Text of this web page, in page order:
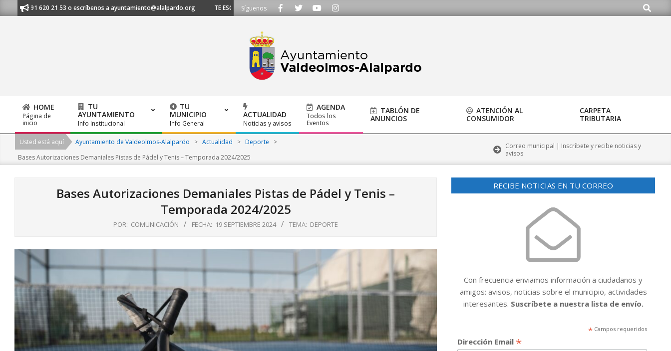
to
al 91 620 21 53 o escríbenos a ayuntamiento@alalpardo.org TE ESCUCHAMOS - Llámanos al 91 620 21 53 o escríbenos a ayuntamiento@alalpardo.org
Síguenos Buscar
Primary
Navigation
Menu
HOME
Página de
inicio
TU
AYUNTAMIENTO
Info Institucional
TU
MUNICIPIO
Info General
ACTUALIDAD
Noticias y avisos
AGENDA
Todos los
Eventos
TABLÓN DE
ANUNCIOS
ATENCIÓN AL
CONSUMIDOR
CARPETA
TRIBUTARIA
Usted está aquí Ayuntamiento de Valdeolmos-Alalpardo > Actualidad > Deporte
>
Bases Autorizaciones Demaniales Pistas de Pádel y Tenis – Temporada 2024/2025
Correo municipal | Inscríbete y recibe noticias y
avisos
Bases Autorizaciones Demaniales Pistas de Pádel y Tenis –
Temporada 2024/2025
POR: COMUNICACIÓN FECHA: 19 SEPTIEMBRE 2024 TEMA: DEPORTE
RECIBE NOTICIAS EN TU CORREO
Con frecuencia enviamos información a ciudadanos y
amigos: avisos, noticias sobre el municipio, actividades
interesantes. Suscríbete a nuestra lista de envío.
* Campos requeridos
Dirección Email *